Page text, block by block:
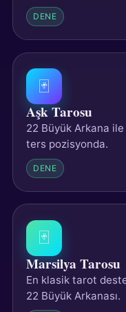
DENE
🃏
Aşk Tarosu
22 Büyük Arkana
ters pozisyonda.
DENE
🃏
Marsilya Tarosu
En klasik tarot
22 Büyük Arkanası.